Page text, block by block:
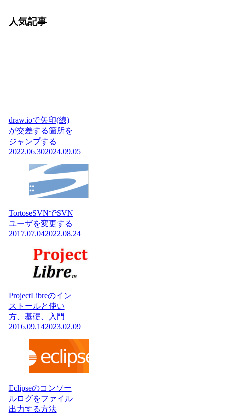
人気記事
draw.ioで矢印(線)
が交差する箇所を
ジャンプする
2022.06.302024.09.05
TortoseSVNでSVN
ユーザを変更する
2017.07.042022.08.24
ProjectLibreのイン
ストールと使い
方、基礎、入門
2016.09.142023.02.09
Eclipseのコンソー
ルログをファイル
出力する方法